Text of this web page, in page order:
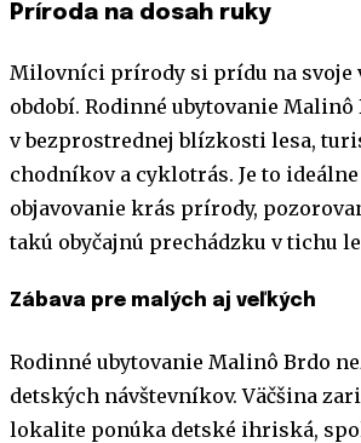
Príroda na dosah ruky
Milovníci prírody si prídu na svoje
období. Rodinné ubytovanie Malinô
v bezprostrednej blízkosti lesa,
chodníkov a cyklotrás. Je to
objavovanie krás prírody,
takú obyčajnú prechádzku v tichu
Zábava pre malých aj veľkých
Rodinné ubytovanie Malinô Brdo
detských návštevníkov. Väčšina
lokalite ponúka detské ihriská,